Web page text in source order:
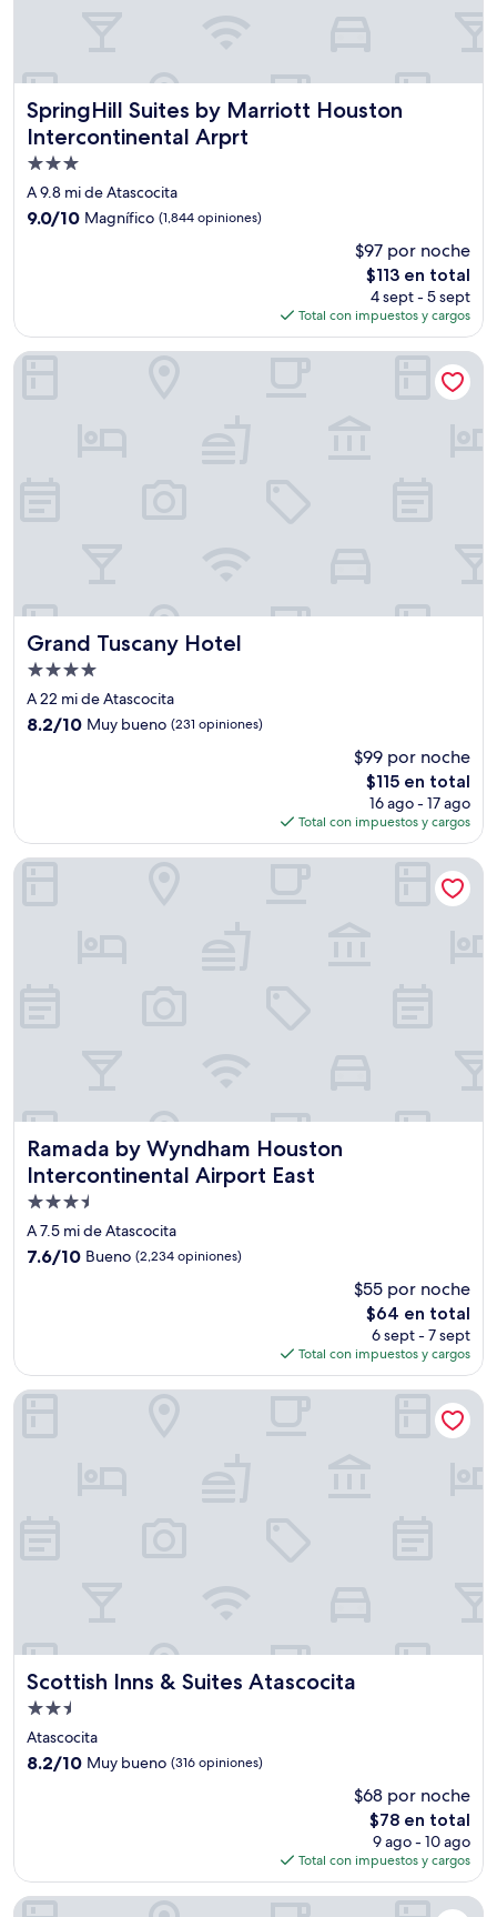
SpringHill Suites by Marriott Houston
Intercontinental Arprt
SpringHill Suites by Marriott Houston Intercontinental
Propiedad
de
3.0
A 9.8 mi de Atascocita
9.0
9.0/10 Magnífico (1,844 opiniones)
$97 por noche
El
precio
actual
es
de
$113 en total
4 sept - 5 sept
Total con impuestos y cargos
Grand Tuscany Hotel
Grand Tuscany Hotel
Propiedad
de
4.0
estrellas
A 22 mi de Atascocita
8.2
opiniones)
8.2/10 Muy bueno (231 opiniones)
$99 por noche
El
precio
actual
es
de
$115 en total
16 ago - 17 ago
Total con impuestos y cargos
Grand Tuscany Hotel
Ramada by Wyndham Houston
Intercontinental Airport East
Ramada by Wyndham Houston Intercontinental Airport
Propiedad
de
3.5
A 7.5 mi de Atascocita
7.6
7.6/10 Bueno (2,234 opiniones)
$55 por noche
El
precio
actual
es
de
$64 en total
6 sept - 7 sept
Total con impuestos y cargos
Ramada by Wyndham Houston Intercontinental Airport East
Scottish Inns & Suites Atascocita
Scottish Inns & Suites Atascocita
Propiedad
de
2.5
estrellas
Atascocita
8.2
opiniones)
8.2/10 Muy bueno (316 opiniones)
$68 por noche
El
precio
actual
es
de
$78 en total
9 ago - 10 ago
Total con impuestos y cargos
Scottish Inns & Suites Atascocita
Courtyard by Marriott Houston Intercontinental Airport